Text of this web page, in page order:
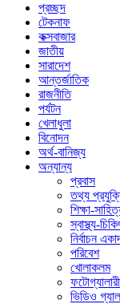
প্রচ্ছদ
টেকনাফ
কক্সবাজার
জাতীয়
সারাদেশ
আন্তর্জাতিক
রাজনীতি
পর্যটন
খেলাধুলা
বিনোদন
অর্থ-বানিজ্য
অন্যান্য
প্রবাস
তথ্য
শিক্ষা-
স্বাস্থ্য-
নির্বাচন
পরিবেশ
খোলাকলম
ফটোগ্যালারী
ভিডিও